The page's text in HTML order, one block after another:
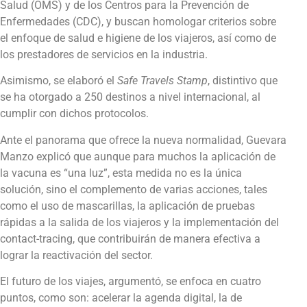
Salud (OMS) y de los Centros para la Prevención de
Enfermedades (CDC), y buscan homologar criterios sobre
el enfoque de salud e higiene de los viajeros, así como de
los prestadores de servicios en la industria.
Asimismo, se elaboró el Safe Travels Stamp, distintivo que
se ha otorgado a 250 destinos a nivel internacional, al
cumplir con dichos protocolos.
Ante el panorama que ofrece la nueva normalidad, Guevara
Manzo explicó que aunque para muchos la aplicación de
la vacuna es “una luz”, esta medida no es la única
solución, sino el complemento de varias acciones, tales
como el uso de mascarillas, la aplicación de pruebas
rápidas a la salida de los viajeros y la implementación del
contact-tracing, que contribuirán de manera efectiva a
lograr la reactivación del sector.
El futuro de los viajes, argumentó, se enfoca en cuatro
puntos, como son: acelerar la agenda digital, la de